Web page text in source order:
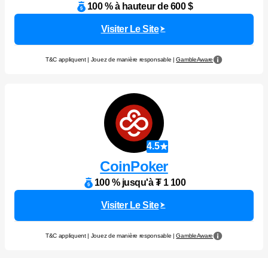
100 % à hauteur de 600 $
Visiter Le Site
T&C appliquent | Jouez de manière responsable |GambleAware
4.5
CoinPoker
100 % jusqu'à ₮ 1 100
Visiter Le Site
T&C appliquent | Jouez de manière responsable |GambleAware